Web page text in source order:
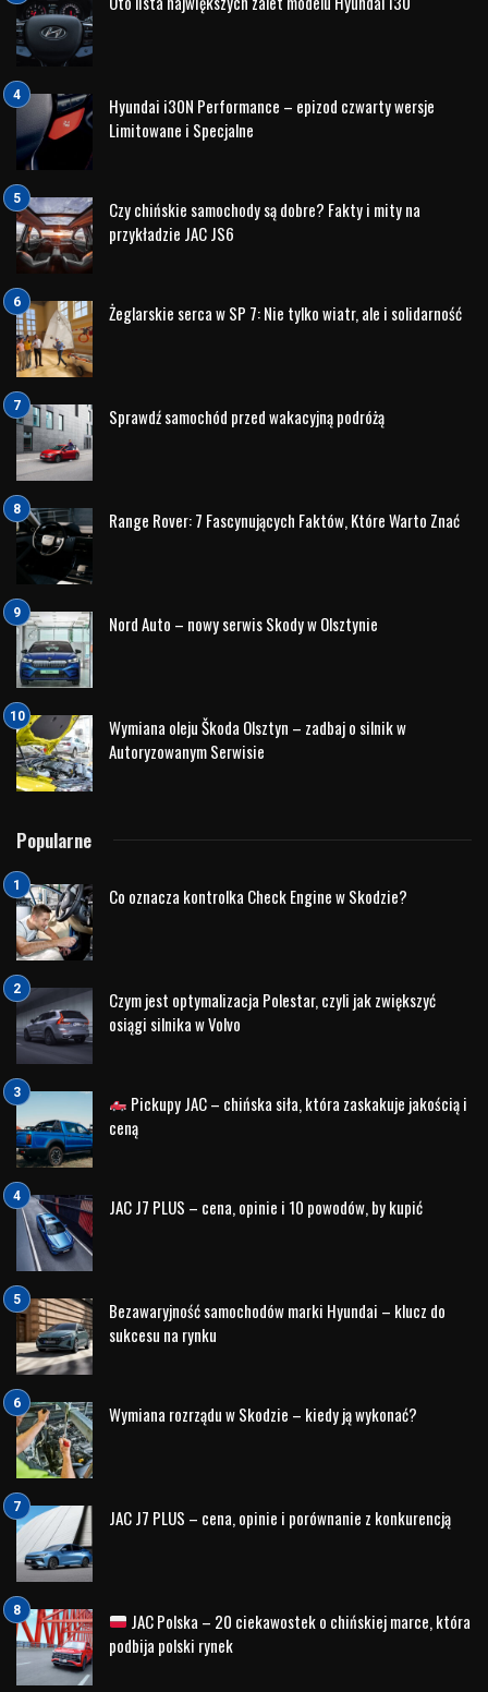
przede wszystkim konkretne działania i wspólna wizja.
Wierzymy, że biznes, podobnie jak motoryzacja, potrzebuje
dynamiki, odwagi i dobrze obranego kierunku. Dlatego nie
szukamy hamulca – stawiamy na przyspieszenie.
Mobilne wsparcie dla Klubu
Jednym z pierwszych efektów tej współpracy jest
przekazanie
Biznesu
Klubu – swoistym „biurem na kółkach”, które będzie
towarzyszyć jego przedstawicielom w codziennej
aktywności.
To właśnie Podlaski Klub Biznesu, korzystając z TUCSONa,
będzie obecny na podlaskich drogach, odwiedzając
lokalnych przedsiębiorców i wzmacniając relacje w
regionie. Ich celem jest dotarcie do jak najszerszego grona
firm oraz wspólne „nakręcanie licznika” podlaskiej
gospodarki – poprzez dialog, współpracę i rozwój sieci
kontaktów biznesowych.
Marka Hyundai w świecie biznesu
MarkaHyundai
wartości niezwykle istotne także w świecie biznesu:
niezawodność, innowacyjność oraz zaufanie. Nowoczesne
technologie, które znajdują zastosowanie w pojazdach
Hyundai, przekładają się na komfort, bezpieczeństwo i
efektywność – cechy kluczowe dla przedsiębiorców i
organizacji działających w dynamicznym otoczeniu
rynkowym.
Współczesny biznes wymaga mobilności. Spotkania,
rozwój relacji, szybkie reagowanie na zmiany – wszystko
to dzieje się w ruchu. Dlatego odpowiednio dobrane
rozwiązania motoryzacyjne stają się realnym wsparciem w
codziennym funkcjonowaniu firm i instytucji. Hyundai
odpowiada na te potrzeby, oferując pojazdy, które łączą
nowoczesny design z funkcjonalnością i ekonomią
użytkowania.